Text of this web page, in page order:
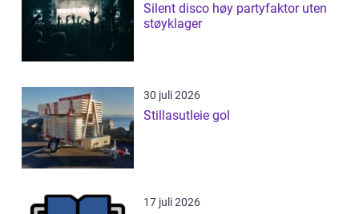
Silent disco høy partyfaktor uten
støyklager
30 juli 2026
Stillasutleie gol
17 juli 2026